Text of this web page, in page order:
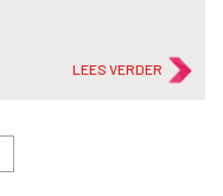
LEES VERDER